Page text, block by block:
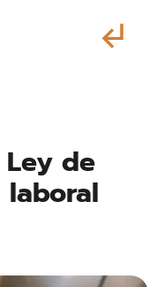
de
laboral